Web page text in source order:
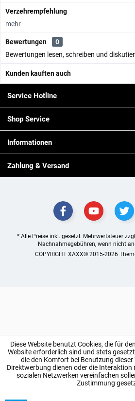
Verzehrempfehlung
mehr
Bewertungen
0
Bewertungen lesen, schreiben und
Kunden kauften auch
Service Hotline
Shop Service
Informationen
Zahlung & Versand
* Alle Preise inkl. gesetzl. Mehrwertsteuer
Nachnahmegebühren, wenn nicht
COPYRIGHT XAXX® 2015-2026
Diese Website benutzt Cookies, die für
Website erforderlich sind und stets
die den Komfort bei Benutzung dieser
Direktwerbung dienen oder die Interaktion
sozialen Netzwerken vereinfachen
Zustimmung